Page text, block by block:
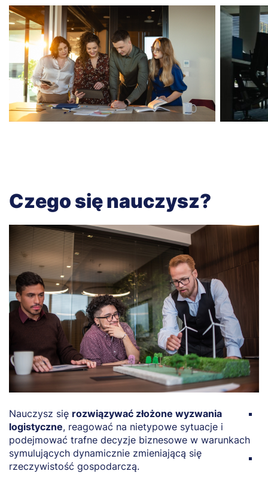
Czego się nauczysz?
Nauczysz się rozwiązywać złożone wyzwania
logistyczne, reagować na nietypowe sytuacje i
podejmować trafne decyzje biznesowe w warunkach
symulujących dynamicznie zmieniającą się
rzeczywistość gospodarczą.